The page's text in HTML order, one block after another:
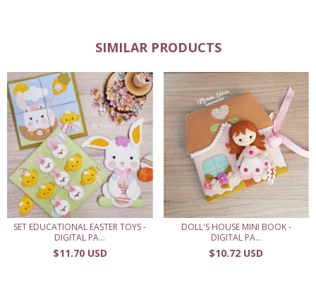
SIMILAR PRODUCTS
SET EDUCATIONAL EASTER TOYS -
DIGITAL PA...
$11.70 USD
DOLL'S HOUSE MINI BOOK -
DIGITAL PA...
$10.72 USD